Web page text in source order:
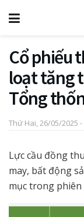
Cổ phiếu
loạt tăng
Tổng
Thứ Hai, 26/05/2025 -
Lực cầu đồng
may, bất động
mục trong phiên